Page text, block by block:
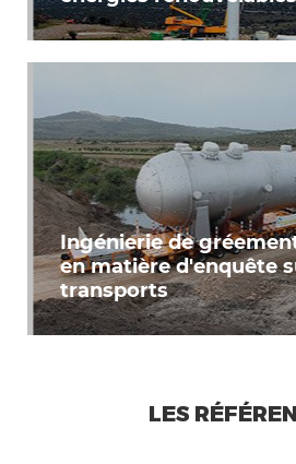
Ingénierie de
en matière d'enquête
transports
LES